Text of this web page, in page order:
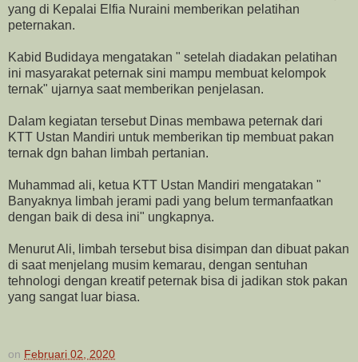
yang di Kepalai Elfia Nuraini memberikan pelatihan
peternakan.
Kabid Budidaya mengatakan " setelah diadakan pelatihan
ini masyarakat peternak sini mampu membuat kelompok
ternak" ujarnya saat memberikan penjelasan.
Dalam kegiatan tersebut Dinas membawa peternak dari
KTT Ustan Mandiri untuk memberikan tip membuat pakan
ternak dgn bahan limbah pertanian.
Muhammad ali, ketua KTT Ustan Mandiri mengatakan "
Banyaknya limbah jerami padi yang belum termanfaatkan
dengan baik di desa ini" ungkapnya.
Menurut Ali, limbah tersebut bisa disimpan dan dibuat pakan
di saat menjelang musim kemarau, dengan sentuhan
tehnologi dengan kreatif peternak bisa di jadikan stok pakan
yang sangat luar biasa.
on Februari 02, 2020